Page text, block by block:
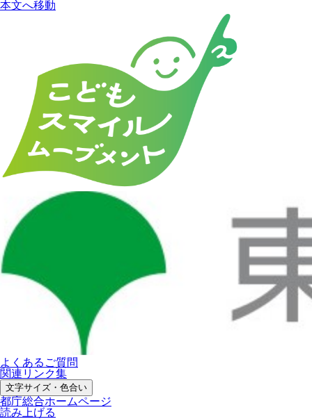
本文へ移動
よくあるご質問
関連リンク集
文字サイズ・色合い
都庁総合ホームページ
読み上げる